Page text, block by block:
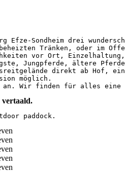
Efze-Sondheim drei
beheizten Tränken, oder im
vor Ort, Einzelhaltung,
Jungpferde, ältere
direkt ab Hof,
möglich.
an. Wir finden für alles eine
vertaald.
paddock.